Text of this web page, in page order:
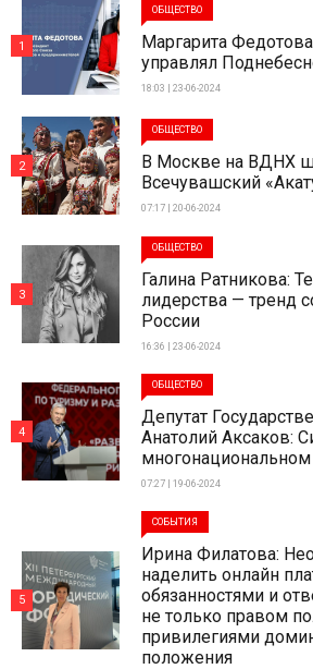
ОБЩЕСТВО
Маргарита
управлял
18:03 | 23-06-2024
1
ОБЩЕСТВО
В Москве на ВДНХ
Всечувашский
07:17 | 20-06-2024
2
ОБЩЕСТВО
Галина Ратникова:
лидерства — тренд
России
16:36 | 23-06-2024
3
ОБЩЕСТВО
Депутат
Анатолий Аксаков:
07:27 | 19-06-2024
4
СОБЫТИЯ
Ирина Филатова:
наделить онлайн
обязанностями и
не только правом
привилегиями
положения
5